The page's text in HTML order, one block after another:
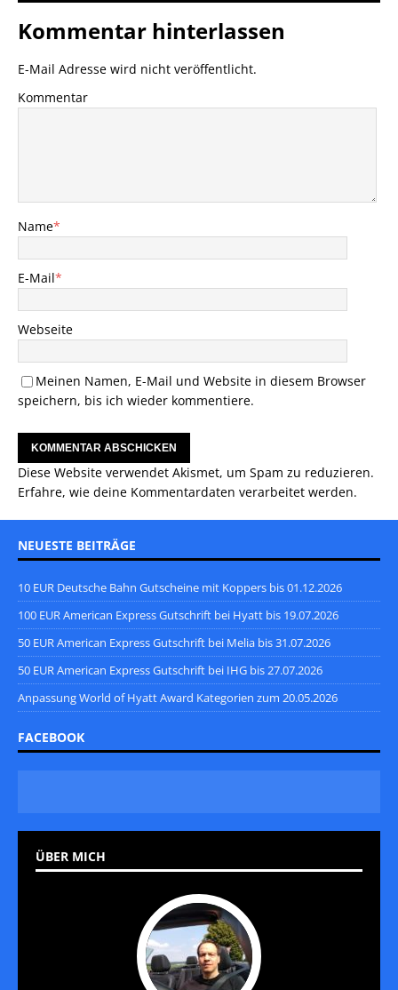
Kommentar hinterlassen
E-Mail Adresse wird nicht veröffentlicht.
Kommentar
Name*
E-Mail*
Webseite
Meinen Namen, E-Mail und Website in diesem Browser
speichern, bis ich wieder kommentiere.
Diese Website verwendet Akismet, um Spam zu reduzieren.
Erfahre, wie deine Kommentardaten verarbeitet werden.
NEUESTE BEITRÄGE
10 EUR Deutsche Bahn Gutscheine mit Koppers bis 01.12.2026
100 EUR American Express Gutschrift bei Hyatt bis 19.07.2026
50 EUR American Express Gutschrift bei Melia bis 31.07.2026
50 EUR American Express Gutschrift bei IHG bis 27.07.2026
Anpassung World of Hyatt Award Kategorien zum 20.05.2026
FACEBOOK
ÜBER MICH